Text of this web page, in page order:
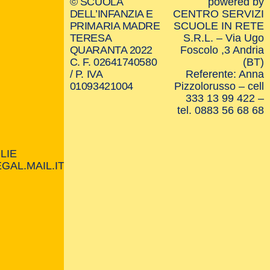
DELL’INFANZIA E
PRIMARIA MADRE
TERESA
QUARANTA 2022
C. F. 02641740580
/ P. IVA
01093421004
CENTRO SERVIZI
SCUOLE IN RETE
S.R.L. – Via Ugo
Foscolo ,3 Andria
(BT)
Referente: Anna
Pizzolorusso – cell
333 13 99 422 –
tel. 0883 56 68 68